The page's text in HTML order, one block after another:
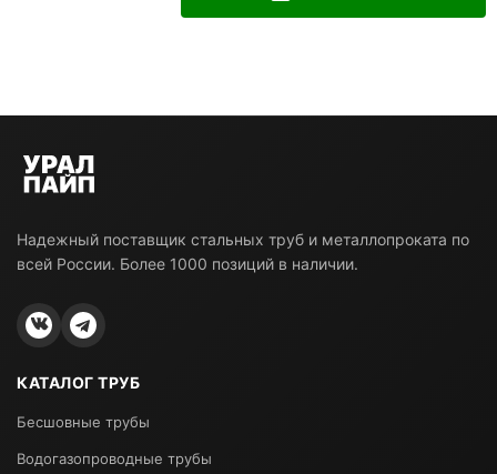
Надежный поставщик стальных труб и металлопроката по
всей России. Более 1000 позиций в наличии.
КАТАЛОГ ТРУБ
Бесшовные трубы
Водогазопроводные трубы